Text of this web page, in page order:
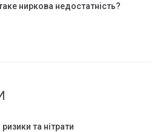
ниркова недостатність?
та нітрати